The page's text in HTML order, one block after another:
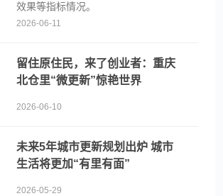
效果等指标情况。
2026-06-11
留住原住民，来了创业者：重庆
北仓里“微更新”惊艳世界
2026-06-10
未来5年城市更新规划出炉 城市
生活将更加“有里有面”
2026-05-29